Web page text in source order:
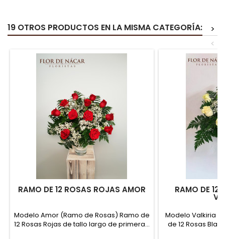
19 OTROS PRODUCTOS EN LA MISMA CATEGORÍA:
>
<
RAMO DE 12 ROSAS ROJAS AMOR
Modelo Amor (Ramo de Rosas) Ramo de
12 Rosas Rojas de tallo largo de primera...
RAMO DE 12
Modelo Valkiria
de 12 Rosas